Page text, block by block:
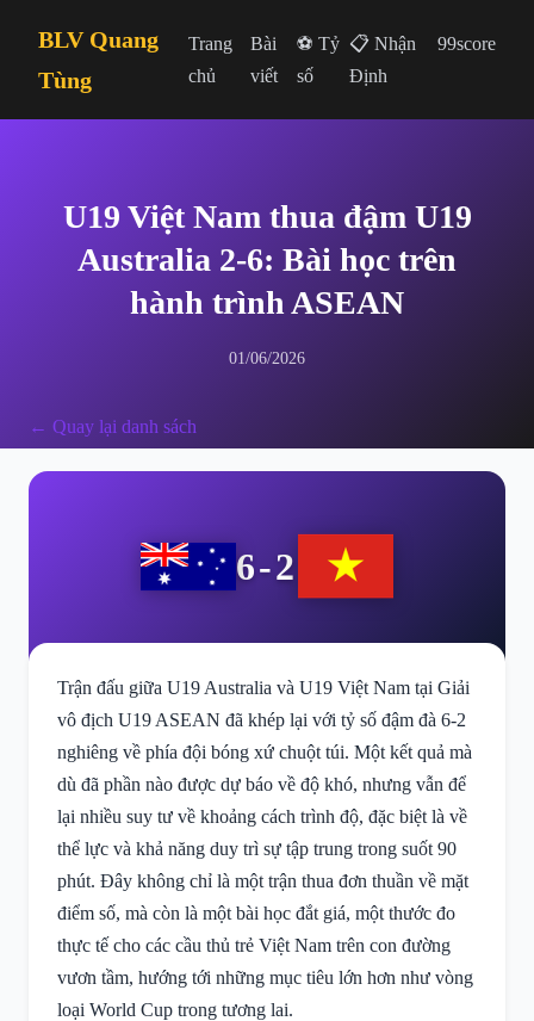
BLV Quang
Tùng
Trang
chủ
Bài
viết
⚽ Tỷ
số
📋 Nhận
Định
99score
U19 Việt Nam thua đậm U19
Australia 2-6: Bài học trên
hành trình ASEAN
01/06/2026
← Quay lại danh sách
6-2
Trận đấu giữa U19 Australia và U19 Việt Nam tại Giải
vô địch U19 ASEAN đã khép lại với tỷ số đậm đà 6-2
nghiêng về phía đội bóng xứ chuột túi. Một kết quả mà
dù đã phần nào được dự báo về độ khó, nhưng vẫn để
lại nhiều suy tư về khoảng cách trình độ, đặc biệt là về
thể lực và khả năng duy trì sự tập trung trong suốt 90
phút. Đây không chỉ là một trận thua đơn thuần về mặt
điểm số, mà còn là một bài học đắt giá, một thước đo
thực tế cho các cầu thủ trẻ Việt Nam trên con đường
vươn tầm, hướng tới những mục tiêu lớn hơn như vòng
loại World Cup trong tương lai.